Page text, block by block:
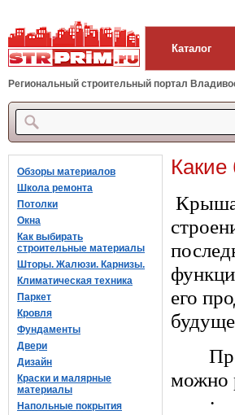
Каталог
Региональный строительный портал
Обзоры материалов
Школа ремонта
Потолки
Окна
Как выбирать
строительные материалы
Шторы. Жалюзи. Карнизы.
Климатическая техника
Паркет
Кровля
Фундаменты
Двери
Дизайн
Краски и малярные
материалы
Напольные покрытия
Крыша
его
можно
·